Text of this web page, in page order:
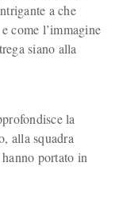
a che
come l’immagine
siano alla
la
alla squadra
portato in